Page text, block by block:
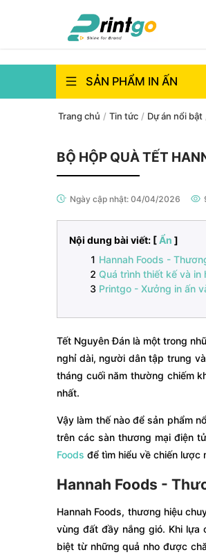
SẢN PHẨM IN ẤN
Trang chủ / Tin tức / Dự án nổi bật
BỘ HỘP QUÀ TẾT
Ngày cập nhật: 04/04/2026
Nội dung bài viết: [Ẩn ]
Hannah Foods -
Quá trình thiết kế và in
Printgo - Xưởng in ấn
Tết Nguyên Đán là một trong
nghỉ dài, người dân tập trung
tháng cuối năm thường chiếm
nhất.
Vậy làm thế nào để sản phẩm
trên các sàn thương mại điện
Foods để tìm hiểu về chiến lược
Hannah Foods -
Hannah Foods, thương hiệu
vùng đất đầy nắng gió. Khi lựa
biệt từ những quả nho được